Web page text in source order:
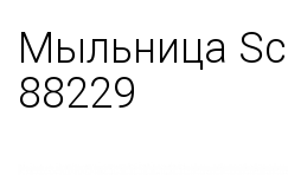
Мыльница
88229